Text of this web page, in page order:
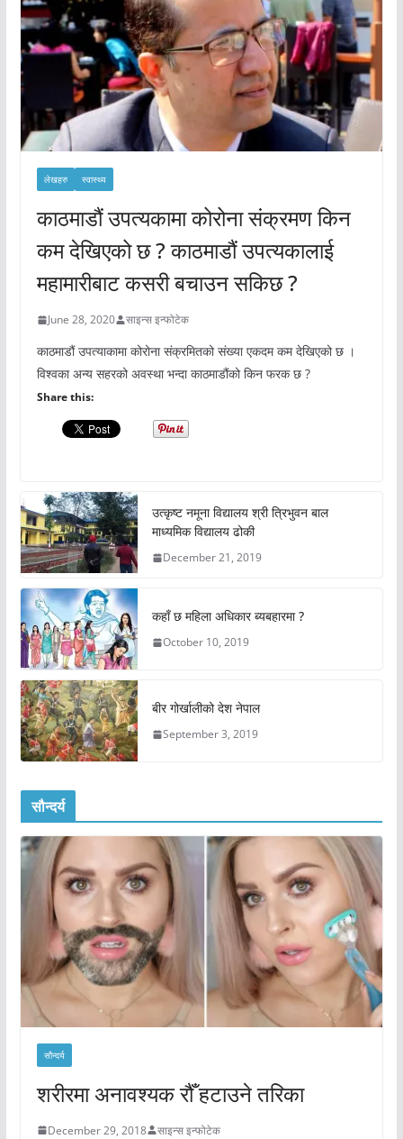
लेखहरु स्वास्थ्य
काठमाडौं उपत्यकामा कोरोना संक्रमण किन
कम देखिएको छ ? काठमाडौं उपत्यकालाई
महामारीबाट कसरी बचाउन सकिछ ?
June 28, 2020 साइन्स इन्फोटेक
काठमाडौं उपत्याकामा कोरोना संक्रमितको संख्या एकदम कम देखिएको छ ।
विश्वका अन्य सहरको अवस्था भन्दा काठमाडौंको किन फरक छ ?
Share this:
उत्कृष्ट नमूना विद्यालय श्री त्रिभुवन बाल
माध्यमिक विद्यालय ढोकी
December 21, 2019
कहाँ छ महिला अधिकार ब्यबहारमा ?
October 10, 2019
बीर गोर्खालीको देश नेपाल
September 3, 2019
सौन्दर्य
सौन्दर्य
शरीरमा अनावश्यक रौँ हटाउने तरिका
December 29, 2018 साइन्स इन्फोटेक